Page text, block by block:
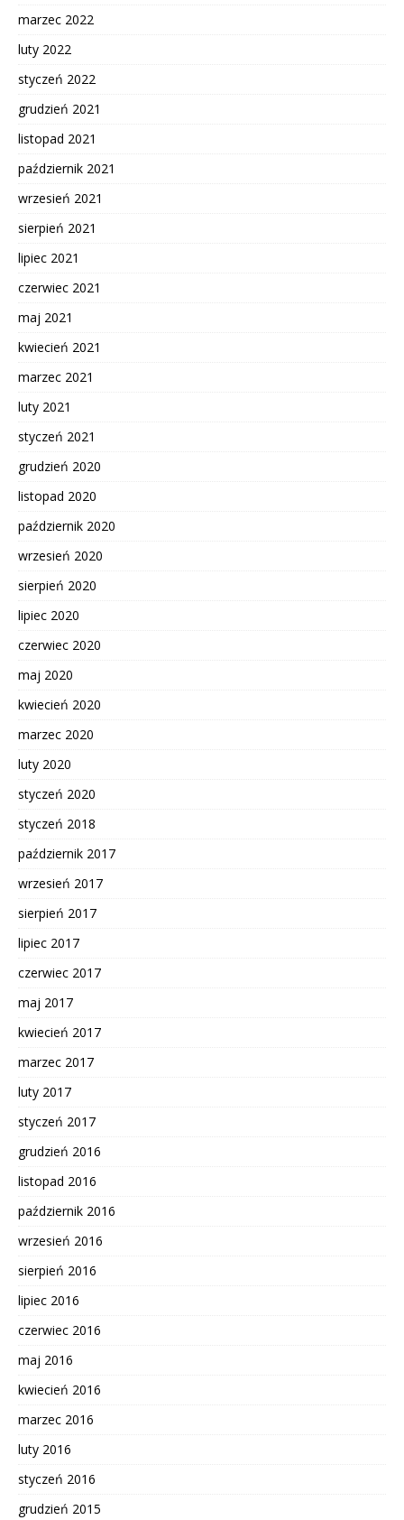
marzec 2022
luty 2022
styczeń 2022
grudzień 2021
listopad 2021
październik 2021
wrzesień 2021
sierpień 2021
lipiec 2021
czerwiec 2021
maj 2021
kwiecień 2021
marzec 2021
luty 2021
styczeń 2021
grudzień 2020
listopad 2020
październik 2020
wrzesień 2020
sierpień 2020
lipiec 2020
czerwiec 2020
maj 2020
kwiecień 2020
marzec 2020
luty 2020
styczeń 2020
styczeń 2018
październik 2017
wrzesień 2017
sierpień 2017
lipiec 2017
czerwiec 2017
maj 2017
kwiecień 2017
marzec 2017
luty 2017
styczeń 2017
grudzień 2016
listopad 2016
październik 2016
wrzesień 2016
sierpień 2016
lipiec 2016
czerwiec 2016
maj 2016
kwiecień 2016
marzec 2016
luty 2016
styczeń 2016
grudzień 2015